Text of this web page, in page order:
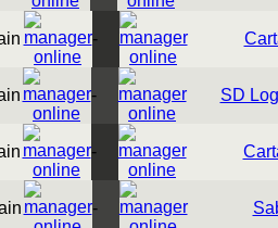
-
- SD
-
-